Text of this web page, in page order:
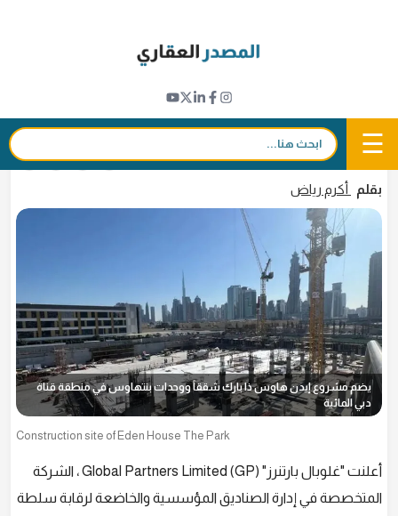
☰ بحث:
تعيين مقاول رئيسي لمشرع "إيدن هاوس بارك
في منطقة دبي المائية
17 مارس 2025 - 16:50 f
𝕏
in
بقلم أكرم رياض
يضم مشروع إيدن هاوس ذا بارك شققاً ووحدات بنتهاوس في منطقة قناة
دبي المائية
Construction site of Eden House The Park
أعلنت "غلوبال بارتنرز" Global Partners Limited (GP) ، الشركة
المتخصصة في إدارة الصناديق المؤسسية والخاضعة لرقابة سلطة